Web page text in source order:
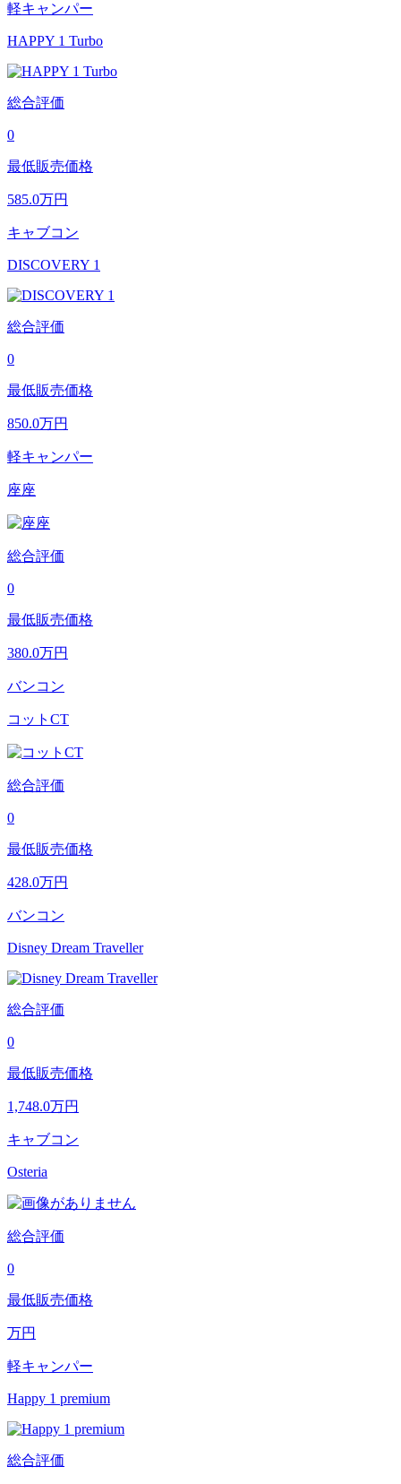
軽キャンパー
HAPPY 1 Turbo
総合評価
0
最低販売価格
585.0万円
キャブコン
DISCOVERY 1
総合評価
0
最低販売価格
850.0万円
軽キャンパー
座座
総合評価
0
最低販売価格
380.0万円
バンコン
コットCT
総合評価
0
最低販売価格
428.0万円
バンコン
Disney Dream Traveller
総合評価
0
最低販売価格
1,748.0万円
キャブコン
Osteria
総合評価
0
最低販売価格
万円
軽キャンパー
Happy 1 premium
総合評価